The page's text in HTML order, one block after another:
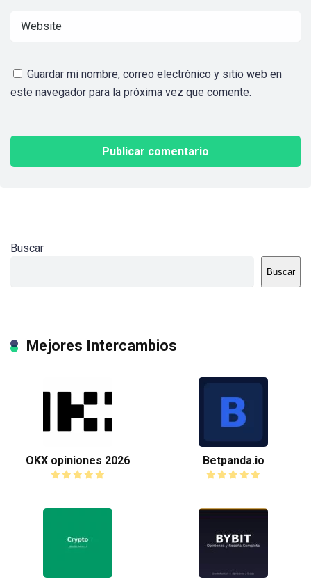
Guardar mi nombre, correo electrónico y sitio web en
este navegador para la próxima vez que comente.
Buscar
Buscar
Mejores Intercambios
OKX opiniones 2026 Betpanda.io